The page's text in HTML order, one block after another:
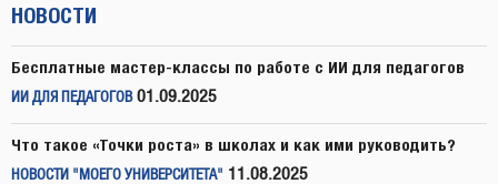
НОВОСТИ
Бесплатные мастер-классы по работе с ИИ для педагогов
ИИ ДЛЯ ПЕДАГОГОВ 01.09.2025
Что такое «Точки роста» в школах и как ими руководить?
НОВОСТИ "МОЕГО УНИВЕРСИТЕТА" 11.08.2025